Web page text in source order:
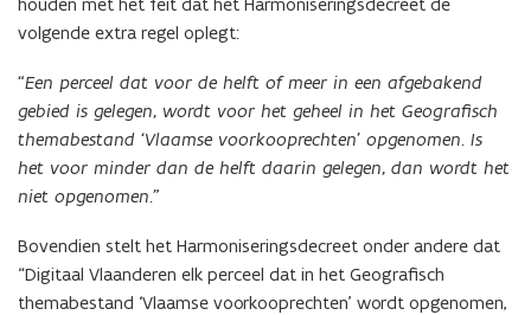
volgende extra regel oplegt:
“Een perceel dat voor de helft of meer in een afgebakend
gebied is gelegen, wordt voor het geheel in het Geografisch
themabestand ‘Vlaamse voorkooprechten’ opgenomen. Is
het voor minder dan de helft daarin gelegen, dan wordt het
niet opgenomen.”
Bovendien stelt het Harmoniseringsdecreet onder andere dat
“Digitaal Vlaanderen elk perceel dat in het Geografisch
themabestand ‘Vlaamse voorkooprechten’ wordt opgenomen,